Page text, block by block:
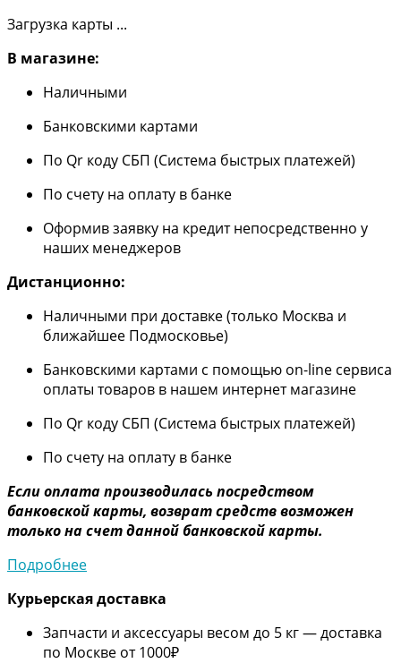
Загрузка карты ...
В магазине:
Наличными
Банковскими картами
По Qr коду СБП (Система быстрых платежей)
По счету на оплату в банке
Оформив заявку на кредит непосредственно у
наших менеджеров
Дистанционно:
Наличными при доставке (только Москва и
ближайшее Подмосковье)
Банковскими картами с помощью on-line сервиса
оплаты товаров в нашем интернет магазине
По Qr коду СБП (Система быстрых платежей)
По счету на оплату в банке
Если оплата производилась посредством
банковской карты, возврат средств возможен
только на счет данной банковской карты.
Подробнее
Курьерская доставка
Запчасти и аксессуары весом до 5 кг — доставка
по Москве от 1000₽